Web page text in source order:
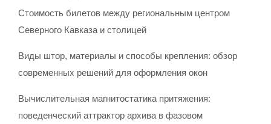
Стоимость билетов между региональным центром
Северного Кавказа и столицей
Виды штор, материалы и способы крепления: обзор
современных решений для оформления окон
Вычислительная магнитостатика притяжения:
поведенческий аттрактор архива в фазовом